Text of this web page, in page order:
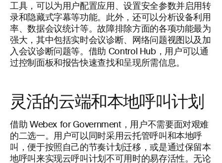
工具，可以为用户配置应用、设置安全参数并启用转
录和隐藏式字幕等功能。此外，还可以分析设备利用
率、数据会议统计等。故障排除方面的各项功能最为
强大，其中包括实时会议诊断、网络问题视图以及加
入会议诊断问题等。借助 Control Hub，用户可以通
过控制面板和报告快速查找和呈现所需信息。
灵活的云端和本地呼叫计划
借助 Webex for Government，用户不需要面对艰难
的二选一。用户可以同时采用云托管呼叫和本地呼
叫，便于按照自己的节奏计划迁移，或是通过保留本
地呼叫来实现云呼叫计划不可用时的易存活性。无论